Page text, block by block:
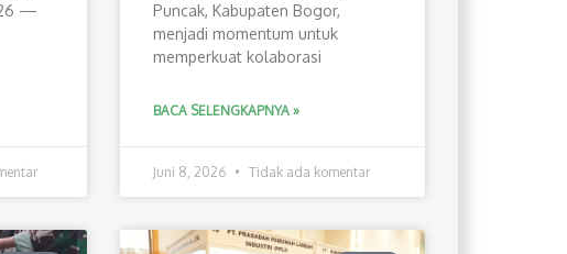
—
Puncak, Kabupaten Bogor,
menjadi momentum untuk
memperkuat kolaborasi
BACA SELENGKAPNYA »
Juni 8, 2026 Tidak ada komentar